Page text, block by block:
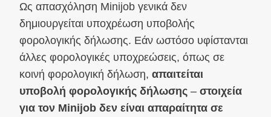
Ως απασχόληση Minijob γενικά δεν
δημιουργείται υποχρέωση υποβολής
φορολογικής δήλωσης. Εάν ωστόσο υφίστανται
άλλες φορολογικές υποχρεώσεις, όπως σε
κοινή φορολογική δήλωση, απαιτείται
υποβολή φορολογικής δήλωσης – στοιχεία
για τον Minijob δεν είναι απαραίτητα σε